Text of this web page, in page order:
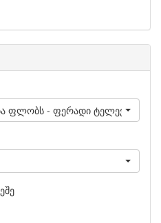
ფლობს - ფერადი ტელევიზორი